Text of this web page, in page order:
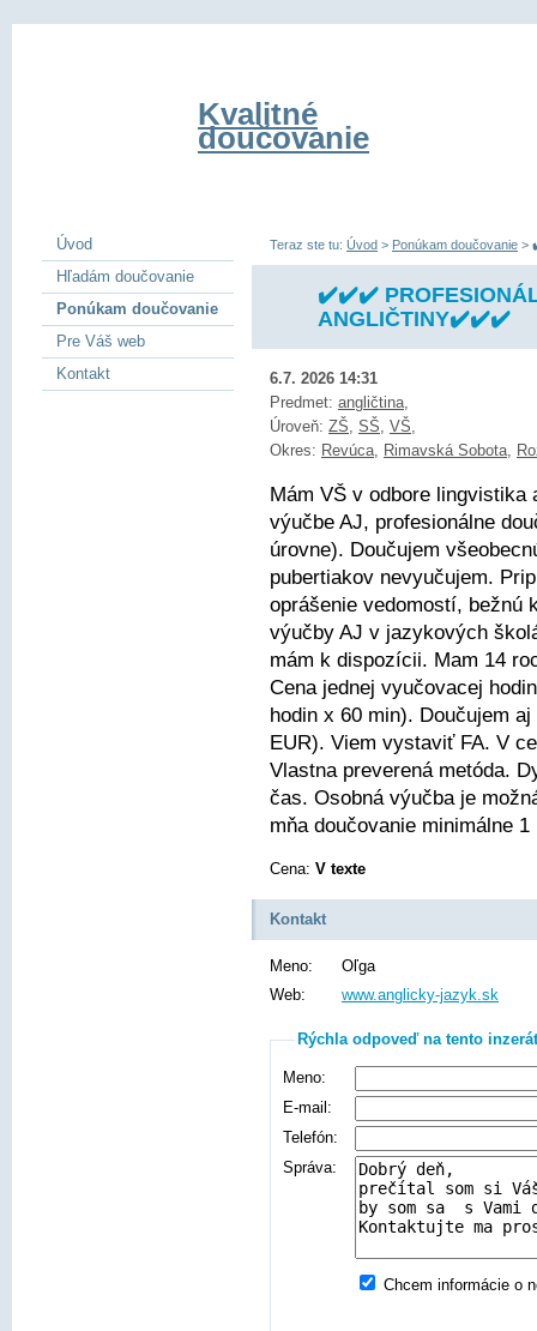
Kvalitné
doučovanie
Teraz ste tu: Úvod > Ponúkam doučovanie >
✔️✔️✔️
ANGLIČTINY✔️✔️✔️
6.7. 2026 14:31
Predmet: angličtina,
Úroveň: ZŠ, SŠ, VŠ,
Okres: Revúca, Rimavská Sobota,
Mám VŠ v odbore
výučbe AJ, profesionálne
úrovne). Doučujem
pubertiakov nevyučujem.
oprášenie vedomostí, bežnú
výučby AJ v jazykových
mám k dispozícii. Mam 14
Cena jednej vyučovacej
hodin x 60 min). Doučujem
EUR). Viem vystaviť FA. V
Vlastna preverená metóda.
čas. Osobná výučba je
mňa doučovanie minimálne
Cena: V texte
Kontakt
Meno:
Oľga
Web:
www.anglicky-jazyk.sk
Rýchla odpoveď na tento inzerát
Meno:
E-mail:
Telefón:
Správa:
Chcem informácie o
Úvod
Hľadám doučovanie
Ponúkam doučovanie
Pre Váš web
Kontakt